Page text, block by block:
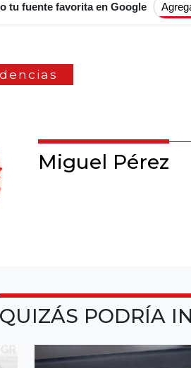
tu fuente favorita en Google
Miguel Pérez
QUIZÁS PODRÍA